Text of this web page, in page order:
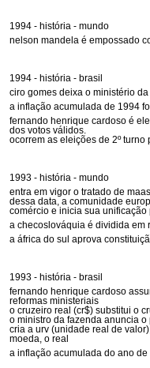
1994 - história - mundo
nelson mandela é empossado
1994 - história - brasil
ciro gomes deixa o ministério
a inflação acumulada de 1994
fernando henrique cardoso é
dos votos válidos.
ocorrem as eleições de 2º
1993 - história - mundo
entra em vigor o tratado de
dessa data, a comunidade
comércio e inicia sua
a checoslováquia é dividida em
a áfrica do sul aprova
1993 - história - brasil
fernando henrique cardoso
reformas ministeriais
o cruzeiro real (cr$) substitui o
o ministro da fazenda anuncia
cria a urv (unidade real de
moeda, o real
a inflação acumulada do ano